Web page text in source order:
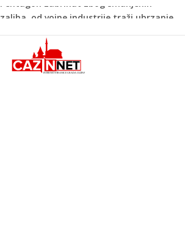
U FBiH nema jedinstvene evidencije o
godine izrekli 48.000 KM kazni
Temperature danas do 38 stepeni: U
dijelovima BiH moguća kratkotrajna kiša